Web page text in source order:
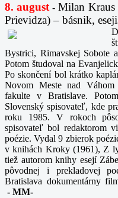
8. august -Milan Kraus
Prievidza) – básnik,
Bystrici, Rimavskej Sobote
Potom študoval na
Po skončení bol krátko
Novom Meste nad Váhom
fakulte v Bratislave.
Slovenský spisovateľ, kde
roku 1985. V rokoch
spisovateľ bol redaktorom
poézie. Vydal 9 zbierok
v knihách Kroky (1961), Z
tiež autorom knihy esejí
pôvodnej i prekladovej
Bratislava dokumentárny
- MM-